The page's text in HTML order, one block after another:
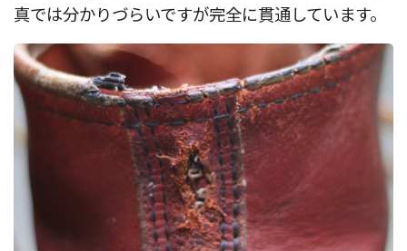
真では分かりづらいですが完全に貫通しています。